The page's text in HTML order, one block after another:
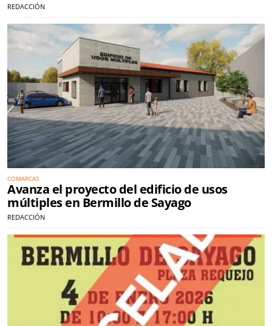
REDACCIÓN
COMARCAS
Avanza el proyecto del edificio de usos
múltiples en Bermillo de Sayago
REDACCIÓN